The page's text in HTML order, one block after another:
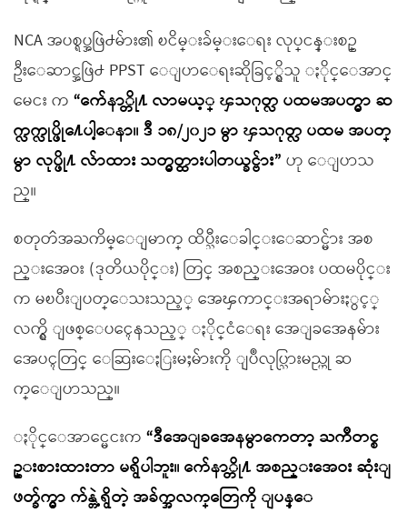
NCA အပစ္ရပ္အဖြဲ႕မ်ား၏ ၿငိမ္းခ်မ္းေရး လုပ္ငန္းစဥ္
ဦးေဆာင္အဖြဲ႕ PPST ေျပာေရးဆိုခြင့္ရွိသူ ႏိုင္ေအာင္
မေငး က “က်ေနာ္တို႔ လာမယ့္ ၾသဂုတ္လ ပထမအပတ္မွာ ဆ
က္လက္လုပ္ဖို႔ေပါ့ေနာ။ ဒီ ၁၈/၂၀၂၁ မွာ ၾသဂုတ္လ ပထမ အပတ္
မွာ လုပ္ဖို႔ လ်ာထား သတ္မွတ္ထားပါတယ္ခင္ဗ်ား” ဟု ေျပာသ
ည္။
စတုတၳအႀကိမ္ေျမာက္ ထိပ္သီးေခါင္းေဆာင္မ်ား အစ
ည္းအေဝး (ဒုတိယပိုင္း) တြင္ အစည္းအေဝး ပထမပိုင္း
က မၿပီးျပတ္ေသးသည့္ အေၾကာင္းအရာမ်ားႏွင့္
လက္ရွိ ျဖစ္ေပၚေနသည့္ ႏိုင္ငံေရး အေျခအေနမ်ား
အေပၚတြင္ ေဆြးေႏြးမႈမ်ားကို ျပဳလုပ္သြားမည္ဟု ဆ
က္ေျပာသည္။
ႏိုင္ေအာင္မေငးက “ဒီအေျခအေနမွာကေတာ့ ႀကိဳတင္စ
ဥ္းစားထားတာ မရွိပါဘူး။ က်ေနာ္တို႔ အစည္းအေဝး ဆုံးျ
ဖတ္ခ်က္မွာ က်န္တဲ့ရွိတဲ့ အခ်က္အလက္ေတြကို ျပန္ေ